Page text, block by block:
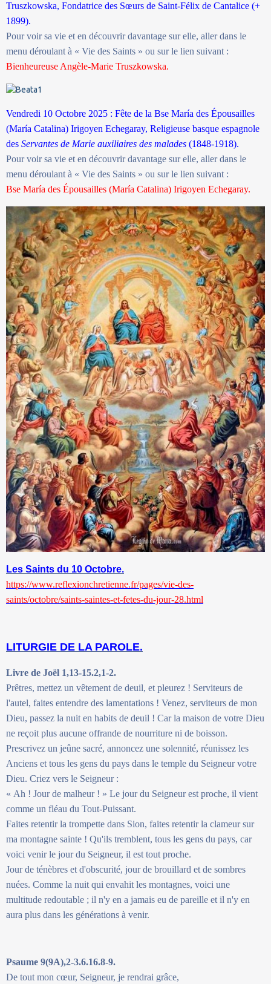
Truszkowska, Fondatrice des Sœurs de Saint-Félix de Cantalice (+
1899).
Pour voir sa vie et en découvrir davantage sur elle, aller dans le
menu déroulant à « Vie des Saints » ou sur le lien suivant :
Bienheureuse Angèle-Marie Truszkowska.
Vendredi 10 Octobre 2025 : Fête de la Bse María des Épousailles
(María Catalina) Irigoyen Echegaray, Religieuse basque espagnole
des Servantes de Marie auxiliaires des malades (1848-1918).
Pour voir sa vie et en découvrir davantage sur elle, aller dans le
menu déroulant à « Vie des Saints » ou sur le lien suivant :
Bse María des Épousailles (María Catalina) Irigoyen Echegaray.
Les Saints du 10 Octobre.
https://www.reflexionchretienne.fr/pages/vie-des-
saints/octobre/saints-saintes-et-fetes-du-jour-28.html
LITURGIE DE LA PAROLE.
Livre de Joël 1,13-15.2,1-2.
Prêtres, mettez un vêtement de deuil, et pleurez ! Serviteurs de
l'autel, faites entendre des lamentations ! Venez, serviteurs de mon
Dieu, passez la nuit en habits de deuil ! Car la maison de votre Dieu
ne reçoit plus aucune offrande de nourriture ni de boisson.
Prescrivez un jeûne sacré, annoncez une solennité, réunissez les
Anciens et tous les gens du pays dans le temple du Seigneur votre
Dieu. Criez vers le Seigneur :
« Ah ! Jour de malheur ! » Le jour du Seigneur est proche, il vient
comme un fléau du Tout-Puissant.
Faites retentir la trompette dans Sion, faites retentir la clameur sur
ma montagne sainte ! Qu'ils tremblent, tous les gens du pays, car
voici venir le jour du Seigneur, il est tout proche.
Jour de ténèbres et d'obscurité, jour de brouillard et de sombres
nuées. Comme la nuit qui envahit les montagnes, voici une
multitude redoutable ; il n'y en a jamais eu de pareille et il n'y en
aura plus dans les générations à venir.
Psaume 9(9A),2-3.6.16.8-9.
De tout mon cœur, Seigneur, je rendrai grâce,